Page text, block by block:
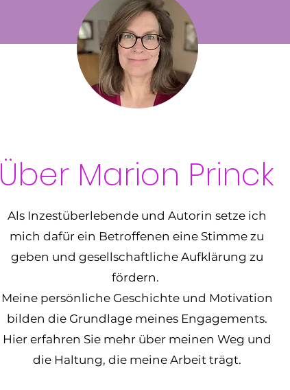
Über Marion Princk
Als Inzestüberlebende und Autorin setze ich
mich dafür ein Betroffenen eine Stimme zu
geben und gesellschaftliche Aufklärung zu
fördern.
Meine persönliche Geschichte und Motivation
bilden die Grundlage meines Engagements.
Hier erfahren Sie mehr über meinen Weg und
die Haltung, die meine Arbeit trägt.